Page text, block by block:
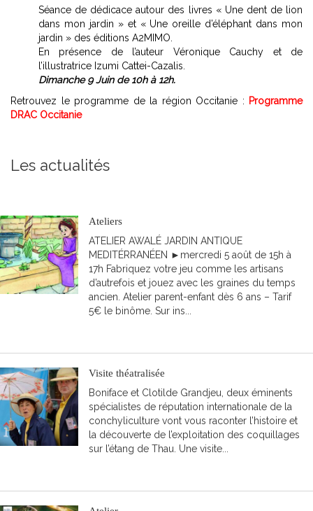
éducatif
ACCESSIBILITE
Photothèque
Séance de dédicace autour des livres « Une dent de lion
dans mon jardin » et « Une oreille d’éléphant dans mon
jardin » des éditions A2MIMO.
En présence de l’auteur Véronique Cauchy et de
l’illustratrice Izumi Cattei-Cazalis.
Dimanche 9 Juin de 10h à 12h.
Retrouvez le programme de la région Occitanie : Programme
DRAC Occitanie
Les actualités
Ateliers
ATELIER AWALÉ JARDIN ANTIQUE
MEDITÉRRANÉEN ►mercredi 5 août de 15h à
17h Fabriquez votre jeu comme les artisans
d’autrefois et jouez avec les graines du temps
ancien. Atelier parent-enfant dès 6 ans – Tarif
5€ le binôme. Sur ins...
Visite théatralisée
Boniface et Clotilde Grandjeu, deux éminents
spécialistes de réputation internationale de la
conchyliculture vont vous raconter l’histoire et
la découverte de l’exploitation des coquillages
sur l’étang de Thau. Une visite...